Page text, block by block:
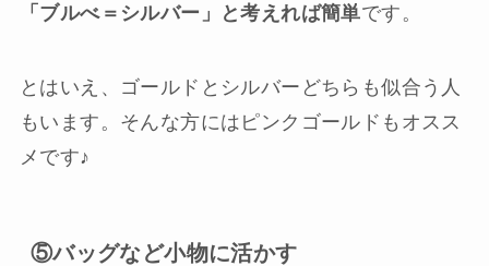
「ブルべ＝シルバー」と考えれば簡単です。
とはいえ、ゴールドとシルバーどちらも似合う人
もいます。そんな方にはピンクゴールドもオスス
メです♪
⑤バッグなど小物に活かす